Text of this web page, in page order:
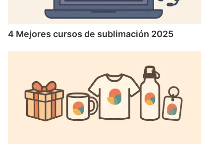
4 Mejores cursos de sublimación 2025